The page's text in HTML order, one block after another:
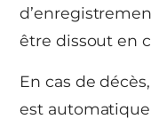
être dissout en
En cas de
est